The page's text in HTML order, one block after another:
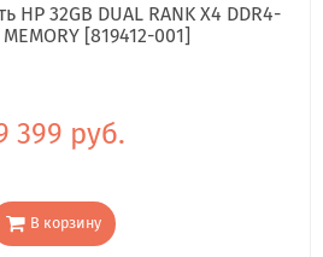
32GB DUAL RANK X4 DDR4-
[819412-001]
399 руб.
В корзину